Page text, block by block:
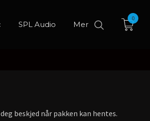
SPL Audio Mer
0
beskjed når pakken kan hentes.